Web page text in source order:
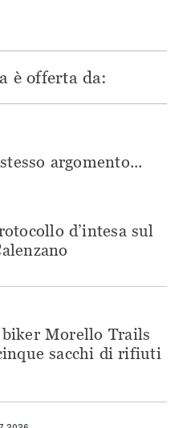
è offerta da:
argomento...
d’intesa sul
Morello Trails
sacchi di rifiuti